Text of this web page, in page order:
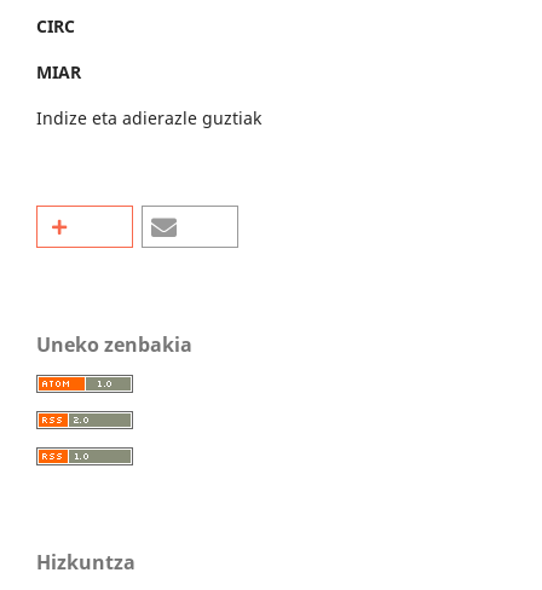
CIRC
MIAR
Indize eta adierazle guztiak
Uneko zenbakia
Hizkuntza